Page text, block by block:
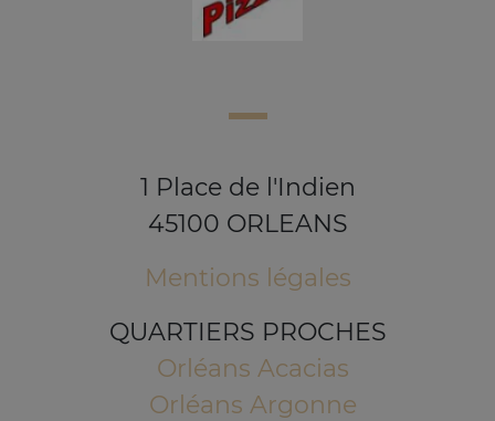
1 Place de l'Indien
45100 ORLEANS
Mentions légales
QUARTIERS PROCHES
Orléans Acacias
Orléans Argonne